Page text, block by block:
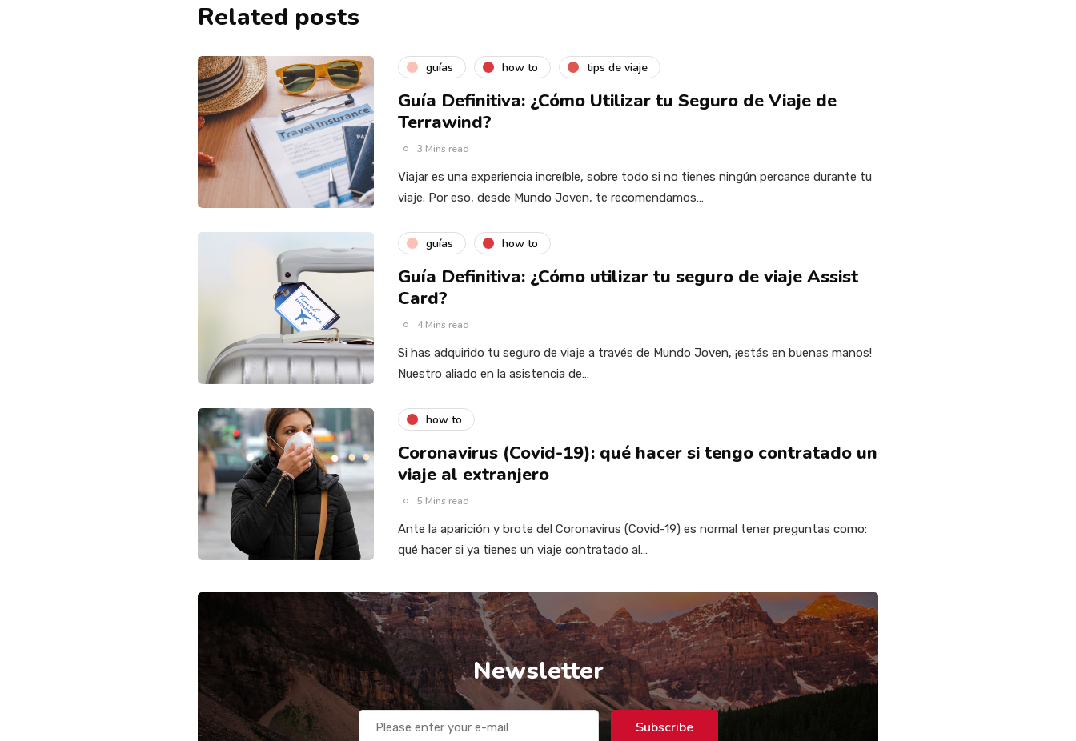
Related posts
guías how to tips de viaje
Guía Definitiva: ¿Cómo Utilizar tu Seguro de Viaje de
Terrawind?
3 Mins read
Viajar es una experiencia increíble, sobre todo si no tienes ningún percance durante tu
viaje. Por eso, desde Mundo Joven, te recomendamos…
guías how to
Guía Definitiva: ¿Cómo utilizar tu seguro de viaje Assist
Card?
4 Mins read
Si has adquirido tu seguro de viaje a través de Mundo Joven, ¡estás en buenas manos!
Nuestro aliado en la asistencia de…
how to
Coronavirus (Covid-19): qué hacer si tengo contratado un
viaje al extranjero
5 Mins read
Ante la aparición y brote del Coronavirus (Covid-19) es normal tener preguntas como:
qué hacer si ya tienes un viaje contratado al…
Newsletter
Subscribe